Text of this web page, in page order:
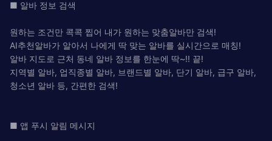
■ 알바 정보 검색
원하는 조건만 콕콕 찝어 내가 원하는 맞춤알바만 검색!
AI추천알바가 알아서 나에게 딱 맞는 알바를 실시간으로 매칭!
알바 지도로 근처 동네 알바 정보를 한눈에 딱~!! 끝!
지역별 알바, 업직종별 알바, 브랜드별 알바, 단기 알바, 급구 알바,
청소년 알바 등, 간편한 검색!
■ 앱 푸시 알림 메시지